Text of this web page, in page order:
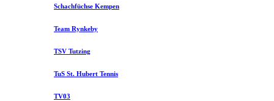
Schachfüchse Kempen
Team Rynkeby
TSV Tutzing
TuS St. Hubert Tennis
TV03